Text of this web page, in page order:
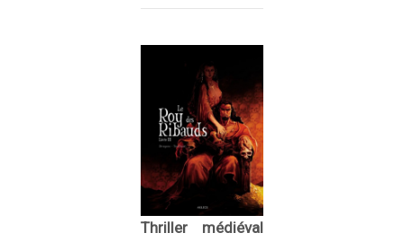
Thriller médiéval